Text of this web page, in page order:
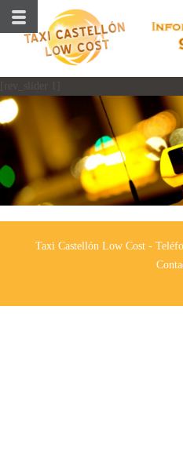
[rev_slider 1]
Taxi Castellón Low Cost -